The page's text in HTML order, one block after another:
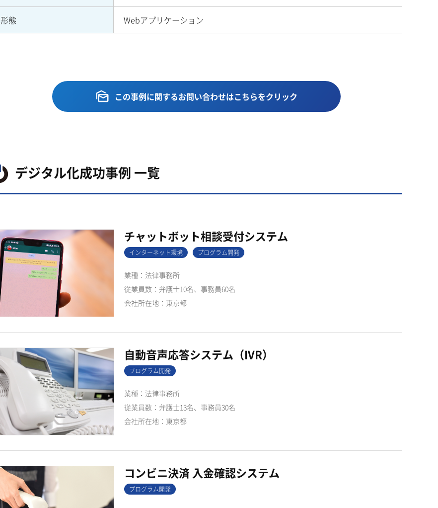
形態 Webアプリケーション
この事例に関するお問い合わせはこちらをクリック
デジタル化成功事例 一覧
チャットボット相談受付システム
インターネット環境 プログラム開発
法律事務所
弁護士10名、事務員60名
東京都
自動音声応答システム（IVR）
プログラム開発
法律事務所
弁護士13名、事務員30名
東京都
コンビニ決済 入金確認システム
プログラム開発